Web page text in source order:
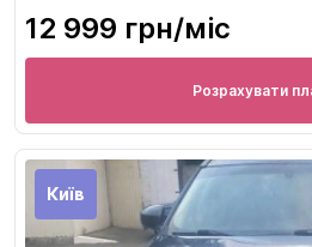
12 999 грн/міс
Розрахувати
Київ